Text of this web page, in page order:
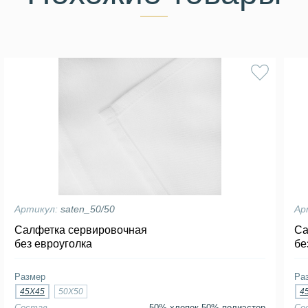
Артикул: saten_50/50
Салфетка сервировочная
без евроуголка
Размер
45Х45 50Х50